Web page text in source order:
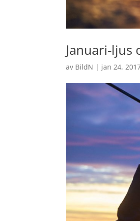
Januari-ljus
av BildN | jan 24,